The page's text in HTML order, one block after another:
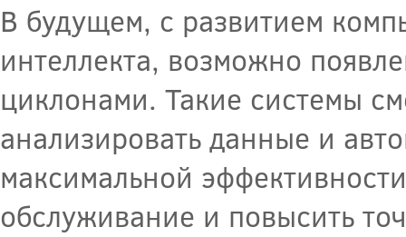
В будущем, с развитием
интеллекта, возможно
циклонами. Такие системы
анализировать данные и
максимальной
обслуживание и повысить